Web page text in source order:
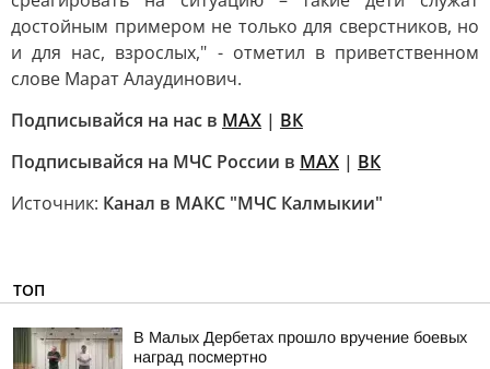
достойным примером не только для сверстников, но
и для нас, взрослых," - отметил в приветственном
слове Марат Алаудинович.
Подписывайся на нас в MAX | ВК
Подписывайся на МЧС России в MAX | ВК
Источник: Канал в МАКС "МЧС Калмыкии"
ТОП
В Малых Дербетах прошло вручение боевых
наград посмертно